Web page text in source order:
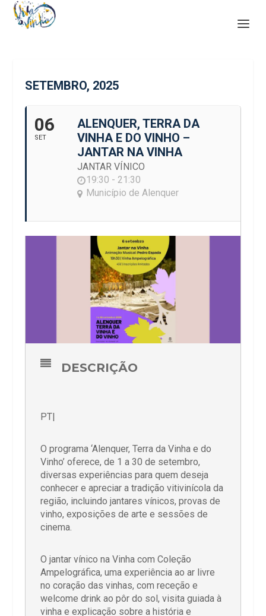
SETEMBRO, 2025
06
SET
ALENQUER, TERRA DA
VINHA E DO VINHO –
JANTAR NA VINHA
JANTAR VÍNICO
19:30 - 21:30
Município de Alenquer
DESCRIÇÃO
PT|
O programa ‘Alenquer, Terra da Vinha e do
Vinho’ oferece, de 1 a 30 de setembro,
diversas experiências para quem deseja
conhecer e apreciar a tradição vitivinícola da
região, incluindo jantares vínicos, provas de
vinho, exposições de arte e sessões de
cinema.
O jantar vínico na Vinha com Coleção
Ampelográfica, uma experiência ao ar livre
no coração das vinhas, com receção e
welcome drink ao pôr do sol, visita guiada à
vinha e explicação sobre a história e